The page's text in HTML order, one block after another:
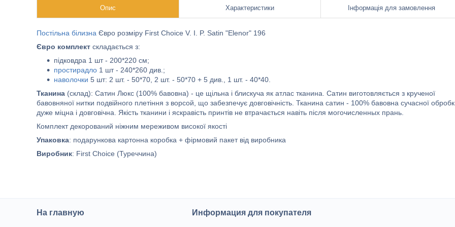
Опис Характеристики Інформація для замовлення
Постільна білизна Євро розміру First Choice V. I. P. Satin "Elenor" 196
Євро комплект складається з:
підковдра 1 шт - 200*220 см;
простирадло 1 шт - 240*260 див.;
наволочки 5 шт: 2 шт. - 50*70, 2 шт. - 50*70 + 5 див., 1 шт. - 40*40.
Тканина (склад): Сатин Люкс (100% бавовна) - це щільна і блискуча як атлас тканина. Сатин виготовляється з крученої
бавовняної нитки подвійного плетіння з ворсой, що забезпечує довговічність. Тканина сатин - 100% бавовна сучасної
дуже міцна і довговічна. Якість тканини і яскравість принтів не втрачається навіть після могочисленных прань.
Комплект декорований ніжним мереживом високої якості
Упаковка: подарункова картонна коробка + фірмовий пакет від виробника
Виробник: First Choice (Туреччина)
На главную Информация для покупателя